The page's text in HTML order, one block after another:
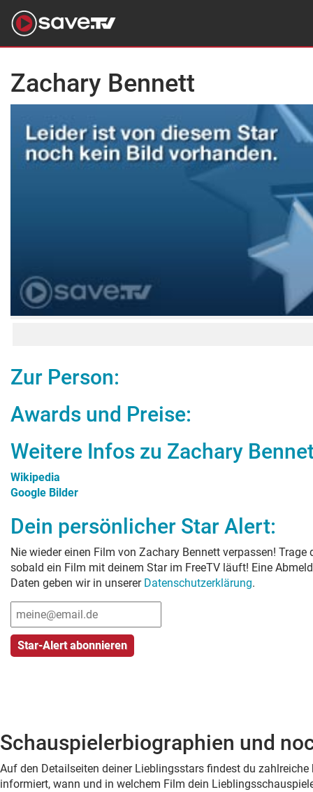
Zachary Bennett
Zur Person:
Awards und Preise:
Weitere Infos zu Zachary
Wikipedia
Google Bilder
Dein persönlicher Star Alert:
Nie wieder einen Film von Zachary Bennett verpassen! Trage
sobald ein Film mit deinem Star im FreeTV läuft! Eine
Daten geben wir in unserer Datenschutzerklärung.
Schauspielerbiographien und
Auf den Detailseiten deiner Lieblingsstars findest du
informiert, wann und in welchem Film dein